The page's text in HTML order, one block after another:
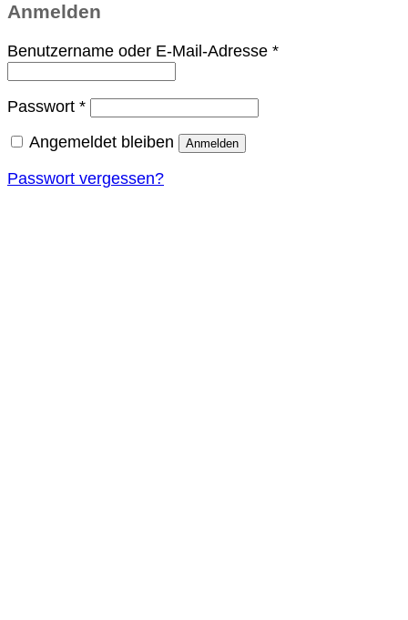
Anmelden
Benutzername oder E-Mail-Adresse *Erforderlich
Passwort *Erforderlich
Angemeldet bleiben Anmelden
Passwort vergessen?